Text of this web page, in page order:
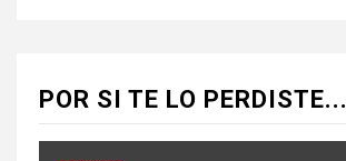
POR SI TE LO PERDISTE...